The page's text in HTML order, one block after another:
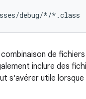
de
inclure des
s'avérer utile